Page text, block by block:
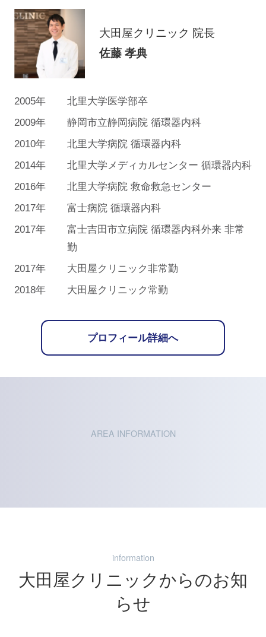
大田屋クリニック 院長
佐藤 孝典
2005年
北里大学医学部卒
2009年
静岡市立静岡病院 循環器内科
2010年
北里大学病院 循環器内科
2014年
北里大学メディカルセンター 循環器内科
2016年
北里大学病院 救命救急センター
2017年
富士病院 循環器内科
2017年
富士吉田市立病院 循環器内科外来 非常
勤
2017年
大田屋クリニック非常勤
2018年
大田屋クリニック常勤
プロフィール詳細へ
AREA INFORMATION
information
大田屋クリニックからのお知
らせ